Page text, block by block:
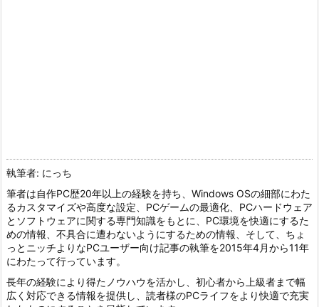
執筆者: にっち
筆者は自作PC歴20年以上の経験を持ち、Windows OSの細部にわた
るカスタマイズや高度な設定、PCゲームの最適化、PCハードウェア
とソフトウェアに関する専門知識をもとに、PC環境を快適にするた
めの情報、不具合に遭わないようにするための情報、そして、ちょ
っとニッチよりなPCユーザー向け記事の執筆を2015年4月から11年
にわたって行っています。
長年の経験により得たノウハウを活かし、初心者から上級者まで幅
広く対応できる情報を提供し、読者様のPCライフをより快適で充実